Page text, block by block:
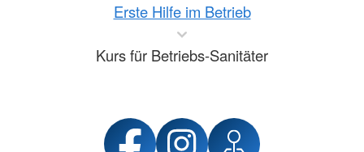
Erste Hilfe im Betrieb
Kurs für Betriebs-Sanitäter